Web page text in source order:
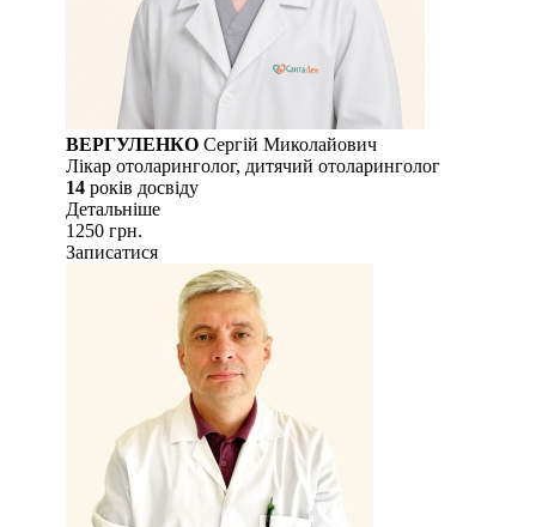
ВЕРГУЛЕНКО Сергій Миколайович
Лікар отоларинголог, дитячий отоларинголог
14 рокiв досвiду
Детальнiше
1250 грн.
Записатися